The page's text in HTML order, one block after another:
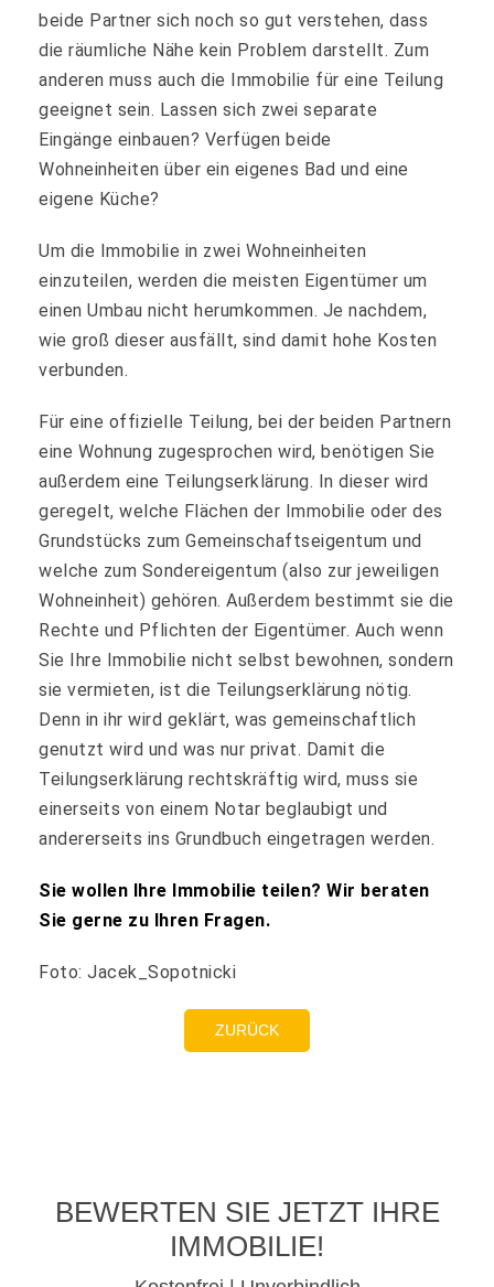
beide Partner sich noch so gut verstehen, dass
die räumliche Nähe kein Problem darstellt. Zum
anderen muss auch die Immobilie für eine Teilung
geeignet sein. Lassen sich zwei separate
Eingänge einbauen? Verfügen beide
Wohneinheiten über ein eigenes Bad und eine
eigene Küche?
Um die Immobilie in zwei Wohneinheiten
einzuteilen, werden die meisten Eigentümer um
einen Umbau nicht herumkommen. Je nachdem,
wie groß dieser ausfällt, sind damit hohe Kosten
verbunden.
Für eine offizielle Teilung, bei der beiden Partnern
eine Wohnung zugesprochen wird, benötigen Sie
außerdem eine Teilungserklärung. In dieser wird
geregelt, welche Flächen der Immobilie oder des
Grundstücks zum Gemeinschaftseigentum und
welche zum Sondereigentum (also zur jeweiligen
Wohneinheit) gehören. Außerdem bestimmt sie die
Rechte und Pflichten der Eigentümer. Auch wenn
Sie Ihre Immobilie nicht selbst bewohnen, sondern
sie vermieten, ist die Teilungserklärung nötig.
Denn in ihr wird geklärt, was gemeinschaftlich
genutzt wird und was nur privat. Damit die
Teilungserklärung rechtskräftig wird, muss sie
einerseits von einem Notar beglaubigt und
andererseits ins Grundbuch eingetragen werden.
Sie wollen Ihre Immobilie teilen? Wir beraten
Sie gerne zu Ihren Fragen.
Foto: Jacek_Sopotnicki
ZURÜCK
BEWERTEN SIE JETZT IHRE
IMMOBILIE!